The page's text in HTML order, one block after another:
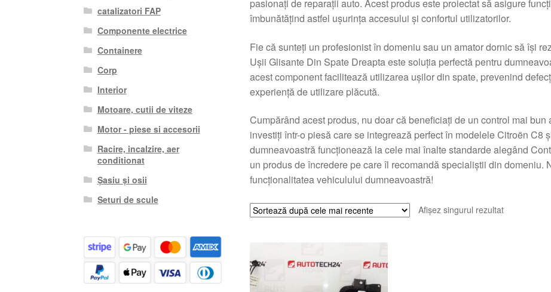
pasionați de reparații auto. Acest produs este proiectat să asigure
îmbunătățind astfel ușurința accesului și confortul utilizatorilor.
Fie că sunteți un profesionist în domeniu sau un amator dornic să își
Ușii Glisante Din Spate Dreapta este soluția perfectă pentru
acest component facilitează utilizarea ușilor din spate, prevenind
experiență de utilizare plăcută.
Cumpărând acest produs, nu doar că beneficiați de un control mai
investiți într-o piesă care se integrează perfect în modelele Citroën C8
dumneavoastră funcționează la cele mai înalte standarde alegând
un produs de încredere pe care îl recomandă specialiștii din domeniu.
funcționalitatea vehiculului dumneavoastră!
Afișez singurul rezultat
catalizatori FAP
Componente electrice
Containere
Corp
Interior
Motoare, cutii de viteze
Motor - piese si accesorii
Racire, incalzire, aer
conditionat
Șasiu și osii
Seturi de scule